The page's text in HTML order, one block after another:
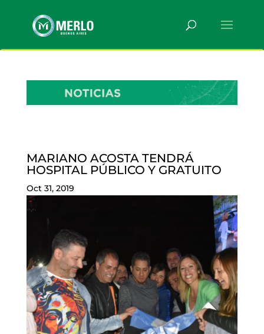
MARIANO ACOSTA TENDRÁ
HOSPITAL PÚBLICO Y GRATUITO
Oct 31, 2019